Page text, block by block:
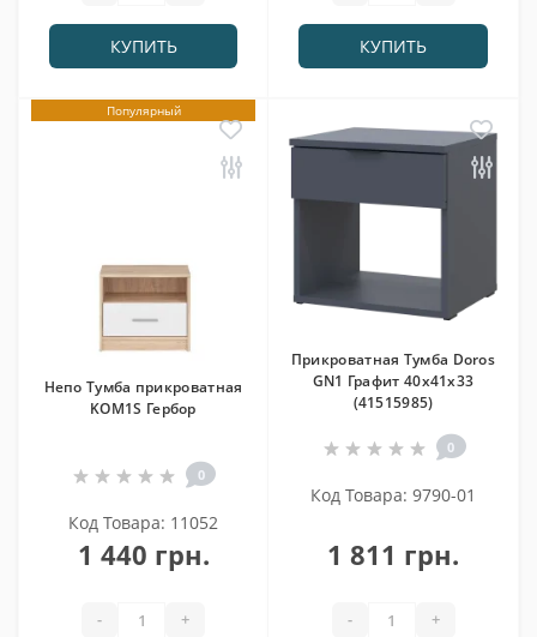
КУПИТЬ КУПИТЬ
Популярный
Непо Тумба прикроватная
KOM1S Гербор
0
Код Товара: 11052
1 440 грн.
- +
Прикроватная Тумба Doros
GN1 Графит 40х41х33
(41515985)
0
Код Товара: 9790-01
1 811 грн.
- +